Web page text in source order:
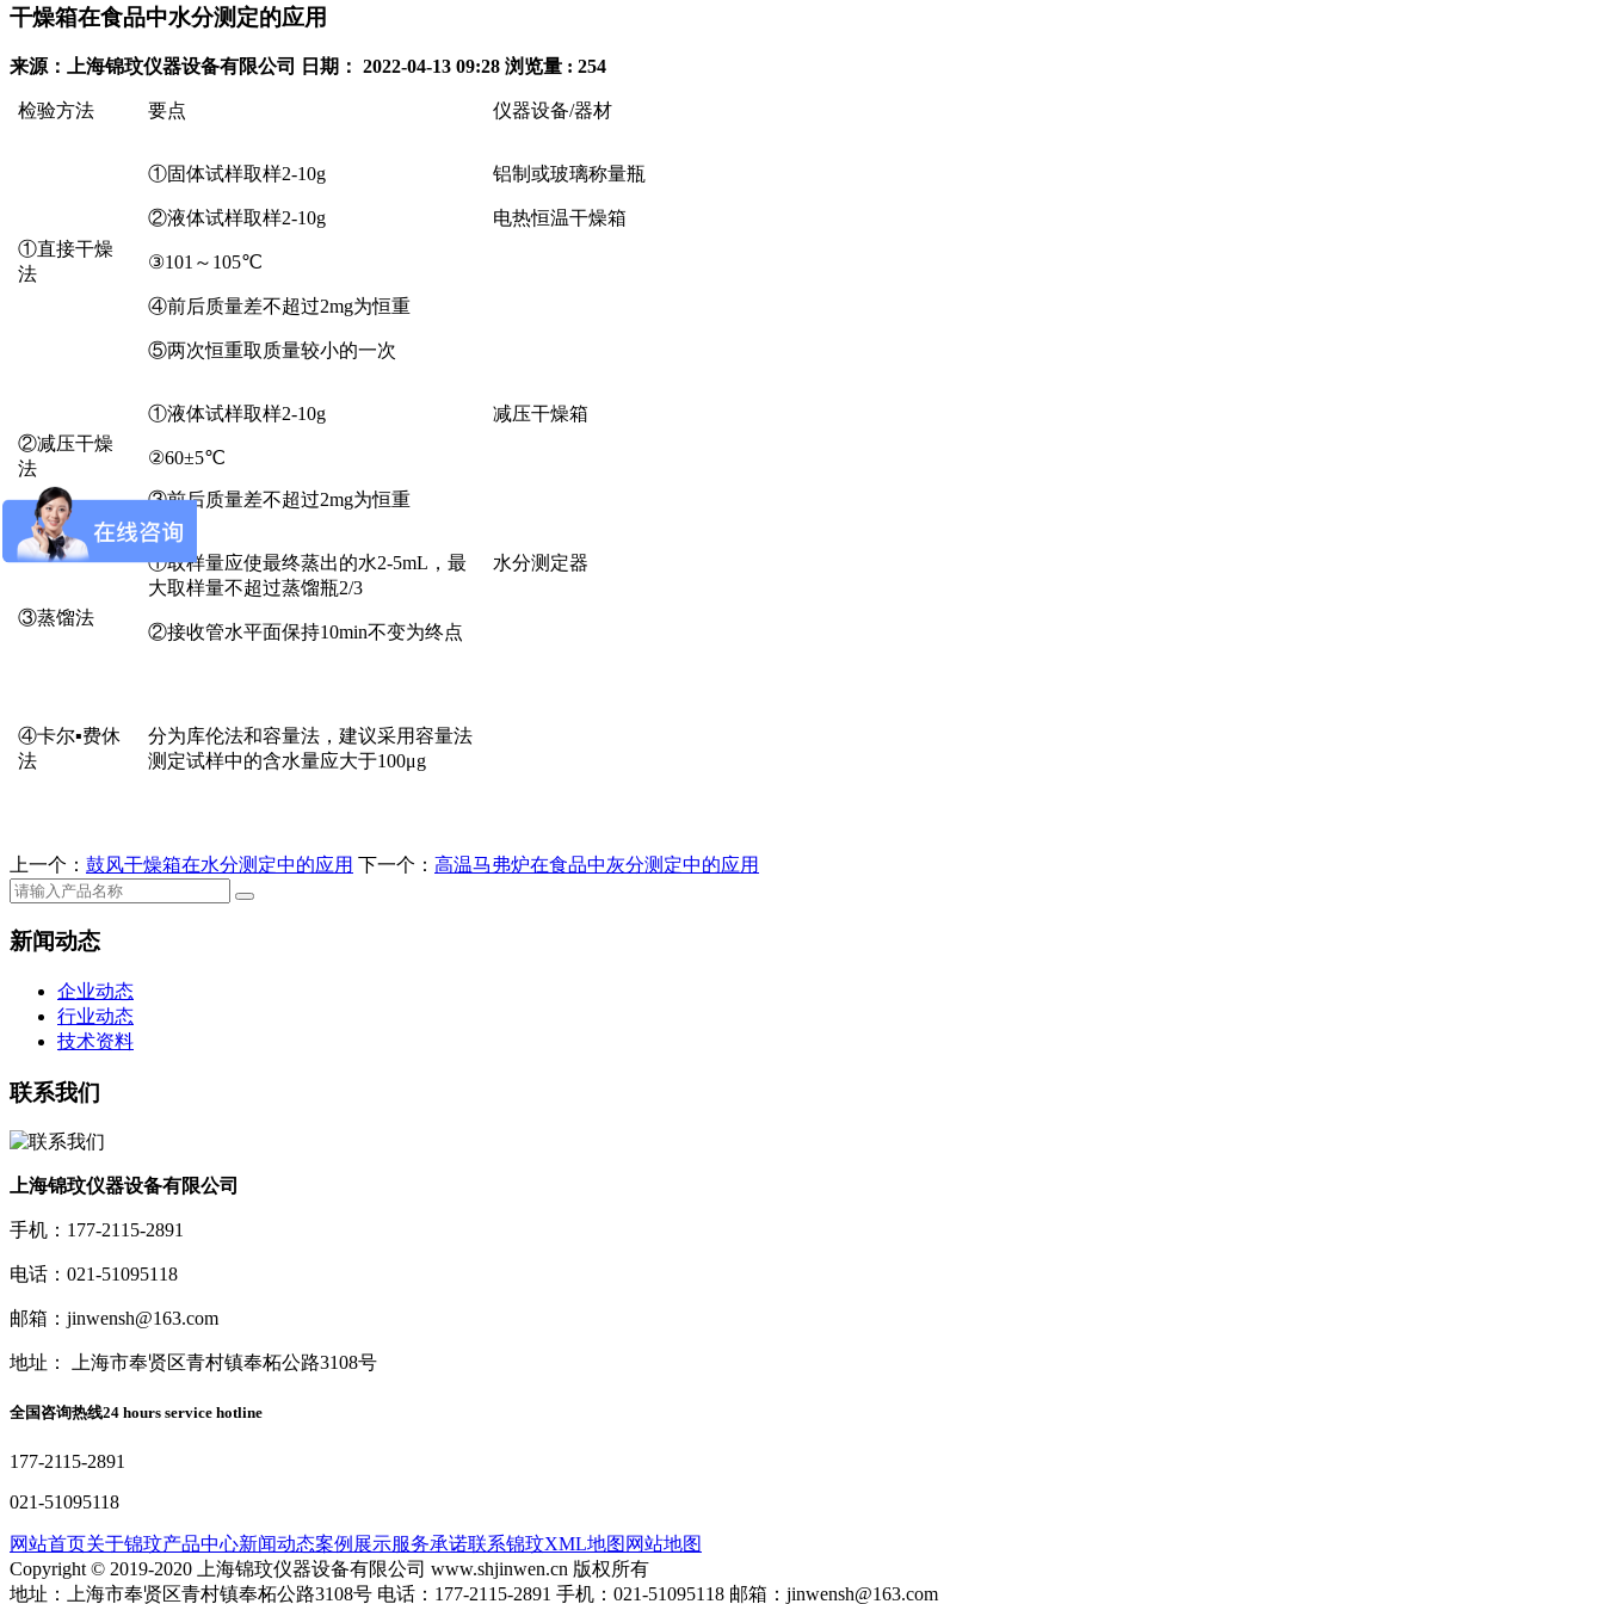
干燥箱在食品中水分测定的应用
来源：上海锦玟仪器设备有限公司 日期： 2022-04-13 09:28 浏览量 : 254
检验方法 要点 仪器设备/器材
①直接干燥
法
①固体试样取样2-10g
②液体试样取样2-10g
③101～105℃
④前后质量差不超过2mg为恒重
⑤两次恒重取质量较小的一次
铝制或玻璃称量瓶
电热恒温干燥箱
②减压干燥
法
①液体试样取样2-10g
②60±5℃
③前后质量差不超过2mg为恒重
减压干燥箱
③蒸馏法
①取样量应使最终蒸出的水2-5mL，最
大取样量不超过蒸馏瓶2/3
②接收管水平面保持10min不变为终点
水分测定器
④卡尔▪费休
法
分为库伦法和容量法，建议采用容量法
测定试样中的含水量应大于100μg
上一个： 鼓风干燥箱在水分测定中的应用 下一个： 高温马弗炉在食品中灰分测定中的应用
新闻动态
企业动态
行业动态
技术资料
联系我们
上海锦玟仪器设备有限公司
手机：177-2115-2891
电话：021-51095118
邮箱：jinwensh@163.com
地址： 上海市奉贤区青村镇奉柘公路3108号
全国咨询热线24 hours service hotline
177-2115-2891
021-51095118
网站首页关于锦玟产品中心新闻动态案例展示服务承诺联系锦玟XML地图 网站地图
Copyright © 2019-2020 上海锦玟仪器设备有限公司 www.shjinwen.cn 版权所有
地址：上海市奉贤区青村镇奉柘公路3108号 电话：177-2115-2891 手机：021-51095118 邮箱：jinwensh@163.com